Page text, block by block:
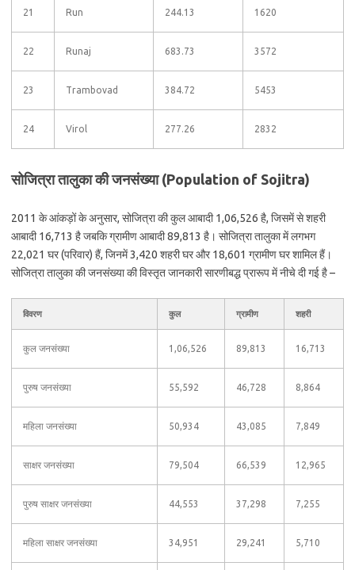
21 Run 244.13 1620
22 Runaj 683.73 3572
23 Trambovad 384.72 5453
24 Virol 277.26 2832
सोजित्रा तालुका की जनसंख्या (Population of Sojitra)
2011 के आंकड़ों के अनुसार, सोजित्रा की कुल आबादी 1,06,526 है, जिसमें से शहरी
आबादी 16,713 है जबकि ग्रामीण आबादी 89,813 है। सोजित्रा तालुका में लगभग
22,021 घर (परिवार) हैं, जिनमें 3,420 शहरी घर और 18,601 ग्रामीण घर शामिल हैं।
सोजित्रा तालुका की जनसंख्या की विस्तृत जानकारी सारणीबद्ध प्रारूप में नीचे दी गई है –
विवरण कुल ग्रामीण शहरी
कुल जनसंख्या 1,06,526 89,813 16,713
पुरुष जनसंख्या 55,592 46,728 8,864
महिला जनसंख्या 50,934 43,085 7,849
साक्षर जनसंख्या 79,504 66,539 12,965
पुरुष साक्षर जनसंख्या 44,553 37,298 7,255
महिला साक्षर जनसंख्या 34,951 29,241 5,710